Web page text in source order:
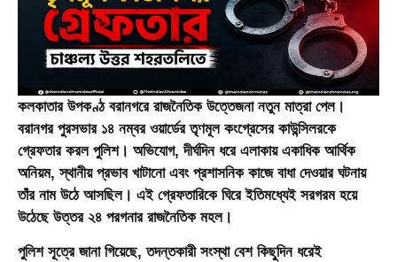
কলকাতার উপকণ্ঠ বরানগরে রাজনৈতিক উত্তেজনা নতুন মাত্রা পেল।
বরানগর পুরসভার ১৪ নম্বর ওয়ার্ডের তৃণমূল কংগ্রেসের কাউন্সিলরকে
গ্রেফতার করল পুলিশ। অভিযোগ, দীর্ঘদিন ধরে এলাকায় একাধিক আর্থিক
অনিয়ম, স্থানীয় প্রভাব খাটানো এবং প্রশাসনিক কাজে বাধা দেওয়ার ঘটনায়
তাঁর নাম উঠে আসছিল। এই গ্রেফতারিকে ঘিরে ইতিমধ্যেই সরগরম হয়ে
উঠেছে উত্তর ২৪ পরগনার রাজনৈতিক মহল।
পুলিশ সূত্রে জানা গিয়েছে, তদন্তকারী সংস্থা বেশ কিছুদিন ধরেই